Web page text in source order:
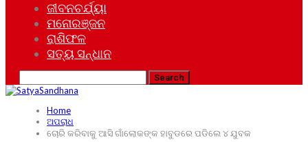
ଜୀବନଚର୍ଯ୍ୟା
ମନୋରଞ୍ଜନ
ରାଶିଫଳ
ସତ୍ୟ ସନ୍ଧାନ
Home
ଅପରାଧ
ଚୋରି କରିବାକୁ ଆସି ଗାଁଲୋକଙ୍କ ହାବୁଡରେ ପଡିଲେ ୪ ଯୁବକ